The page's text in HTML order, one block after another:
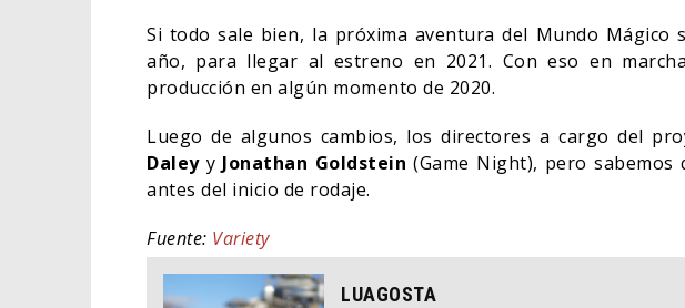
Si todo sale bien, la próxima aventura del Mundo Mágico
año, para llegar al estreno en 2021. Con eso en
producción en algún momento de 2020.
Luego de algunos cambios, los directores a cargo del
Daleyy Jonathan Goldstein (Game Night), pero
antes del inicio de rodaje.
Fuente: Variety
LUAGOSTA
DESTIN DANIEL CRETTON
SOBRE LA CANCELACIÓN
DE WONDER MAN